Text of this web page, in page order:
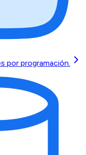
por programación.